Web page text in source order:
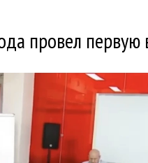
провел первую